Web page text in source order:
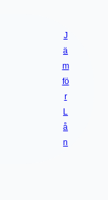
J
ä
m
fö
r
L
å
n